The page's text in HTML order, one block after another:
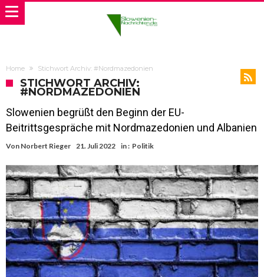
Home Stichwort Archiv: #Nordmazedonien
STICHWORT ARCHIV:
#NORDMAZEDONIEN
Slowenien begrüßt den Beginn der EU-
Beitrittsgespräche mit Nordmazedonien und Albanien
Von Norbert Rieger 21. Juli 2022 in : Politik